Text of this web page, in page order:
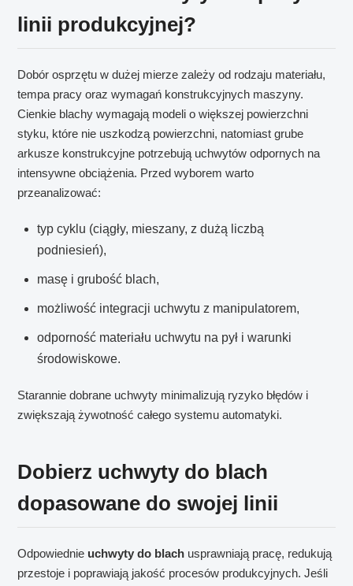
linii produkcyjnej?
Dobór osprzętu w dużej mierze zależy od rodzaju materiału,
tempa pracy oraz wymagań konstrukcyjnych maszyny.
Cienkie blachy wymagają modeli o większej powierzchni
styku, które nie uszkodzą powierzchni, natomiast grube
arkusze konstrukcyjne potrzebują uchwytów odpornych na
intensywne obciążenia. Przed wyborem warto
przeanalizować:
typ cyklu (ciągły, mieszany, z dużą liczbą
podniesień),
masę i grubość blach,
możliwość integracji uchwytu z manipulatorem,
odporność materiału uchwytu na pył i warunki
środowiskowe.
Starannie dobrane uchwyty minimalizują ryzyko błędów i
zwiększają żywotność całego systemu automatyki.
Dobierz uchwyty do blach
dopasowane do swojej linii
Odpowiednie uchwyty do blach usprawniają pracę, redukują
przestoje i poprawiają jakość procesów produkcyjnych. Jeśli